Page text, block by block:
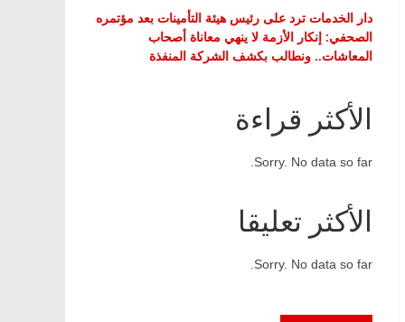
دار الخدمات ترد على رئيس هيئة التأمينات بعد مؤتمره
الصحفي: إنكار الأزمة لا ينهي معاناة أصحاب
المعاشات.. ونطالب بكشف الشركة المنفذة
الأكثر قراءة
Sorry. No data so far.
الأكثر تعليقا
Sorry. No data so far.